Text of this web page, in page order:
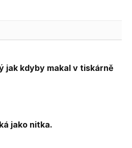
jak kdyby makal v tiskárně
jako nitka.